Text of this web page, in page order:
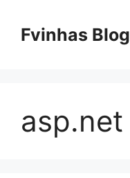
contentFvinhas Blog
asp.net